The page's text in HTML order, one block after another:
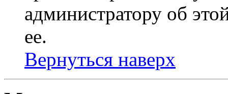
администратору об
ее.
Вернуться наверх